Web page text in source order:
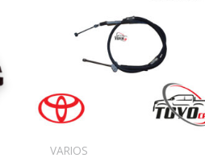
VARIOS